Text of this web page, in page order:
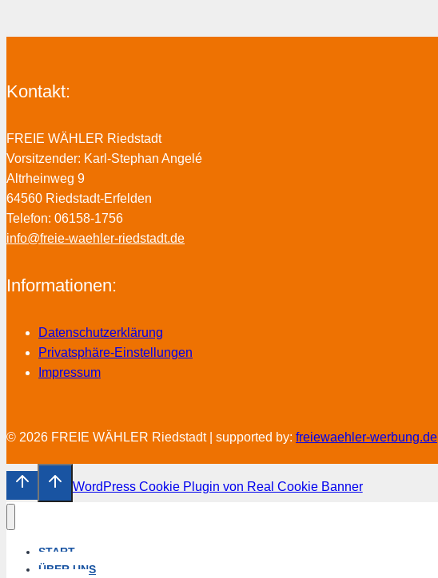
Kontakt:
FREIE WÄHLER Riedstadt
Vorsitzender: Karl-Stephan Angelé
Altrheinweg 9
64560 Riedstadt-Erfelden
Telefon: 06158-1756
info@freie-waehler-riedstadt.de
Informationen:
Datenschutzerklärung
Privatsphäre-Einstellungen
Impressum
© 2026 FREIE WÄHLER Riedstadt | supported by: freiewaehler-werbung.de
WordPress Cookie Plugin von Real Cookie Banner
START
ÜBER UNS